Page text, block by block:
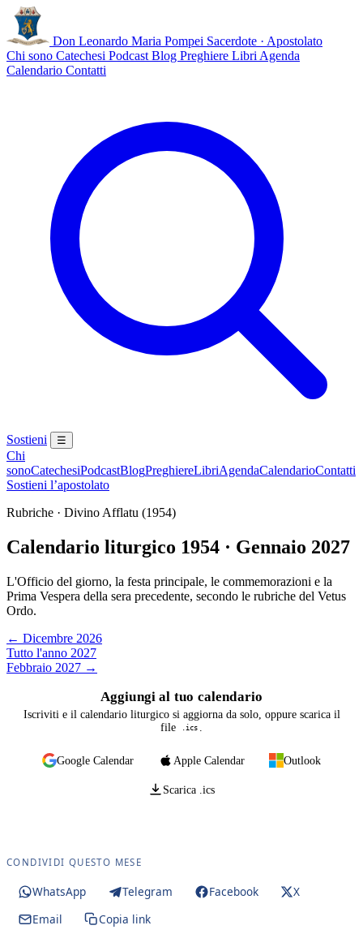
Don Leonardo Maria Pompei Sacerdote · Apostolato
Chi sono Catechesi Podcast Blog Preghiere Libri Agenda
Calendario Contatti
Sostieni ☰
Chi
sonoCatechesiPodcastBlogPreghiereLibriAgendaCalendarioContatti
Sostieni l’apostolato
Rubriche · Divino Afflatu (1954)
Calendario liturgico 1954 · Gennaio 2027
L'Officio del giorno, la festa principale, le commemorazioni e la
Prima Vespera della sera precedente, secondo le rubriche del Vetus
Ordo.
← Dicembre 2026
Tutto l'anno 2027
Febbraio 2027 →
Aggiungi al tuo calendario
Iscriviti e il calendario liturgico si aggiorna da solo, oppure scarica il
file
.ics
Google Calendar Apple Calendar Outlook
Scarica .ics
CONDIVIDI QUESTO MESE
WhatsApp Telegram Facebook
X
Email
Copia link